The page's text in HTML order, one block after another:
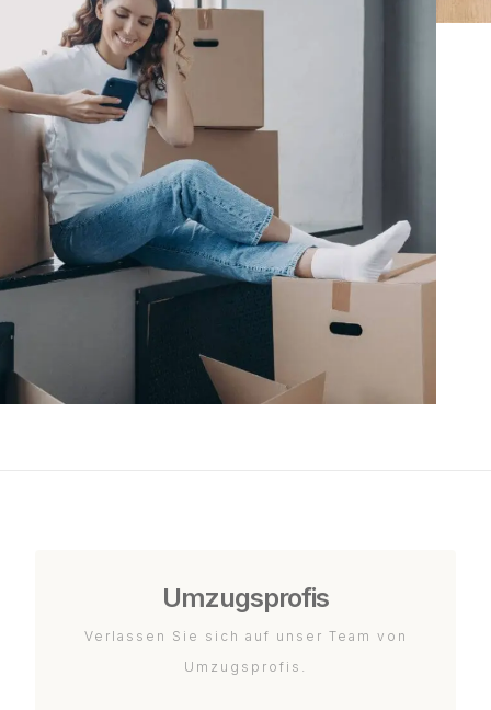
Umzugsprofis
Verlassen Sie sich auf unser Team von
Umzugsprofis.